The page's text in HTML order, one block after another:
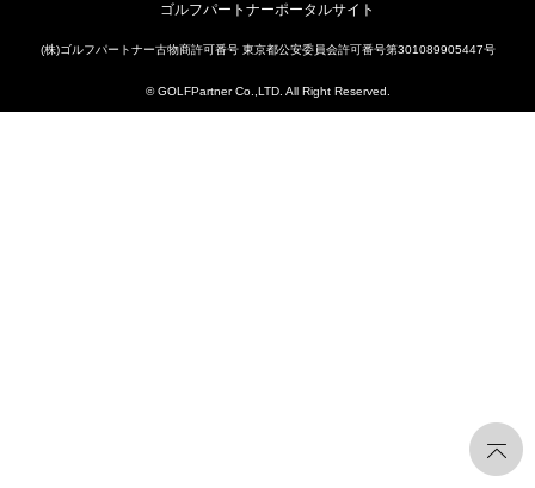
ゴルフパートナーポータルサイト
(株)ゴルフパートナー古物商許可番号 東京都公安委員会許可番号第301089905447号
© GOLFPartner Co.,LTD. All Right Reserved.